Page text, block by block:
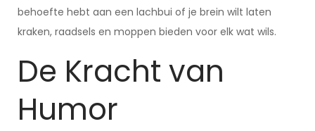
behoefte hebt aan een lachbui of je brein wilt laten
kraken, raadsels en moppen bieden voor elk wat wils.
De Kracht van
Humor